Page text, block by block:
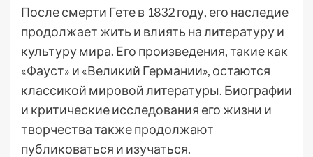
После смерти Гете в 1832 году, его наследие
продолжает жить и влиять на литературу и
культуру мира. Его произведения, такие как
«Фауст» и «Великий Германии», остаются
классикой мировой литературы. Биографии
и критические исследования его жизни и
творчества также продолжают
публиковаться и изучаться.